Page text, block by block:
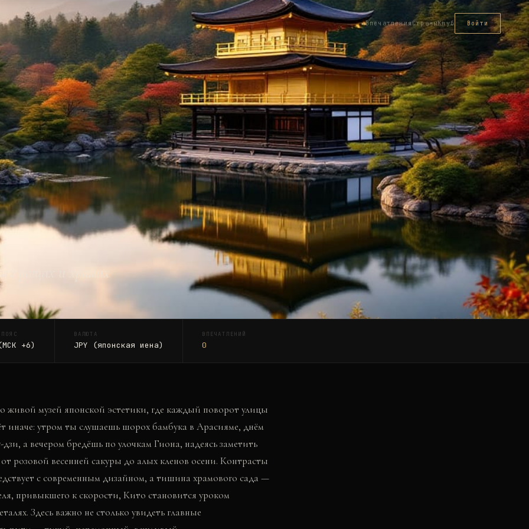
ВпечатленияСтраныКлуб Войти
рощах и храмах
+6)
ВАЛЮТА
JPY (японская иена)
ВПЕЧАТЛЕНИЙ
0
живой музей японской эстетики, где каждый поворот улицы
иначе: утром ты слушаешь шорох бамбука в Арасияме, днём
а вечером бредёшь по улочкам Гиона, надеясь заметить
розовой весенней сакуры до алых кленов осени. Контрасты
с современным дизайном, а тишина храмового сада —
привыкшего к скорости, Кито становится уроком
Здесь важно не столько увидеть главные